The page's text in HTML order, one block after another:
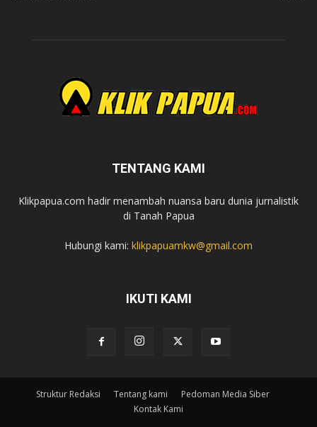
TENTANG KAMI
Klikpapua.com hadir menambah nuansa baru dunia jurnalistik
di Tanah Papua
Hubungi kami: klikpapuamkw@gmail.com
IKUTI KAMI
Struktur Redaksi Tentang kami
Pedoman Media Siber
Kontak Kami